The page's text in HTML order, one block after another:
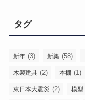
タグ
新年 (3) 新築 (58)
木製建具 (2) 本棚 (1)
東日本大震災 (2) 模型